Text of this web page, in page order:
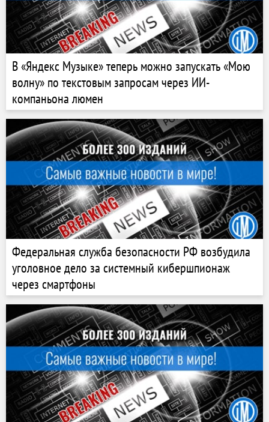
В «Яндекс Музыке» теперь можно запускать «Мою
волну» по текстовым запросам через ИИ-
компаньона люмен
Федеральная служба безопасности РФ возбудила
уголовное дело за системный кибершпионаж
через смартфоны